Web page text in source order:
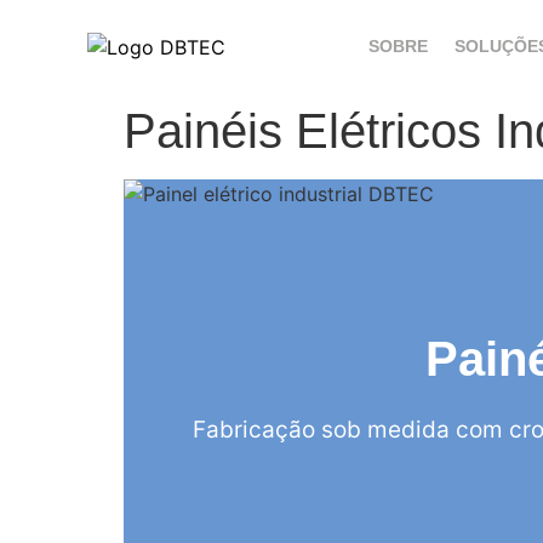
SOBRE
Painéis Elétricos
Fabricação sob medida com